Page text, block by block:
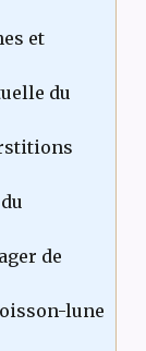
et
du
de
lune